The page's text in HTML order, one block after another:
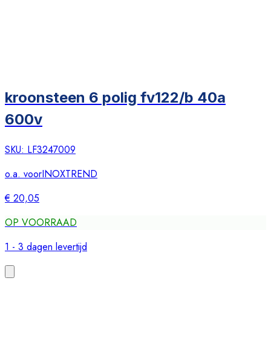
kroonsteen 6 polig fv122/b 40a
600v
SKU: LF3247009
o.a. voorINOXTREND
€ 20,05
OP VOORRAAD
1 - 3 dagen levertijd